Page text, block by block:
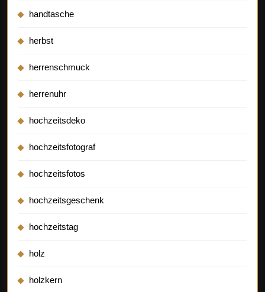
handtasche
herbst
herrenschmuck
herrenuhr
hochzeitsdeko
hochzeitsfotograf
hochzeitsfotos
hochzeitsgeschenk
hochzeitstag
holz
holzkern